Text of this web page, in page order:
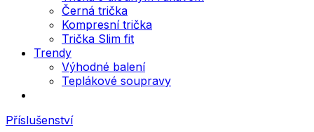
Černá trička
Kompresní trička
Trička Slim fit
Trendy
Výhodné balení
Teplákové soupravy
Příslušenství